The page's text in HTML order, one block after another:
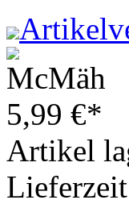
5,99 €*
Artikel